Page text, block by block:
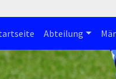
Abteilung